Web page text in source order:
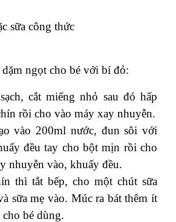
sữa công thức
dặm ngọt cho bé với bí đỏ:
cắt miếng nhỏ sau đó hấp
rồi cho vào máy xay nhuyễn.
vào 200ml nước, đun sôi với
đều tay cho bột mịn rồi cho
nhuyễn vào, khuấy đều.
thì tắt bếp, cho một chút sữa
sữa mẹ vào. Múc ra bát thêm ít
bé dùng.